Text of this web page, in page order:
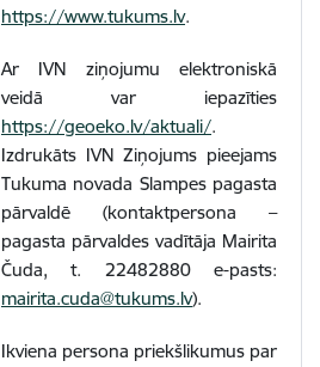
https://www.tukums.lv.
Ar IVN ziņojumu elektroniskā
veidā var iepazīties
https://geoeko.lv/aktuali/.
Izdrukāts IVN Ziņojums pieejams
Tukuma novada Slampes pagasta
pārvaldē (kontaktpersona –
pagasta pārvaldes vadītāja Mairita
Čuda, t.
22482880 e-pasts:
mairita.cuda@tukums.lv).
Ikviena persona priekšlikumus par